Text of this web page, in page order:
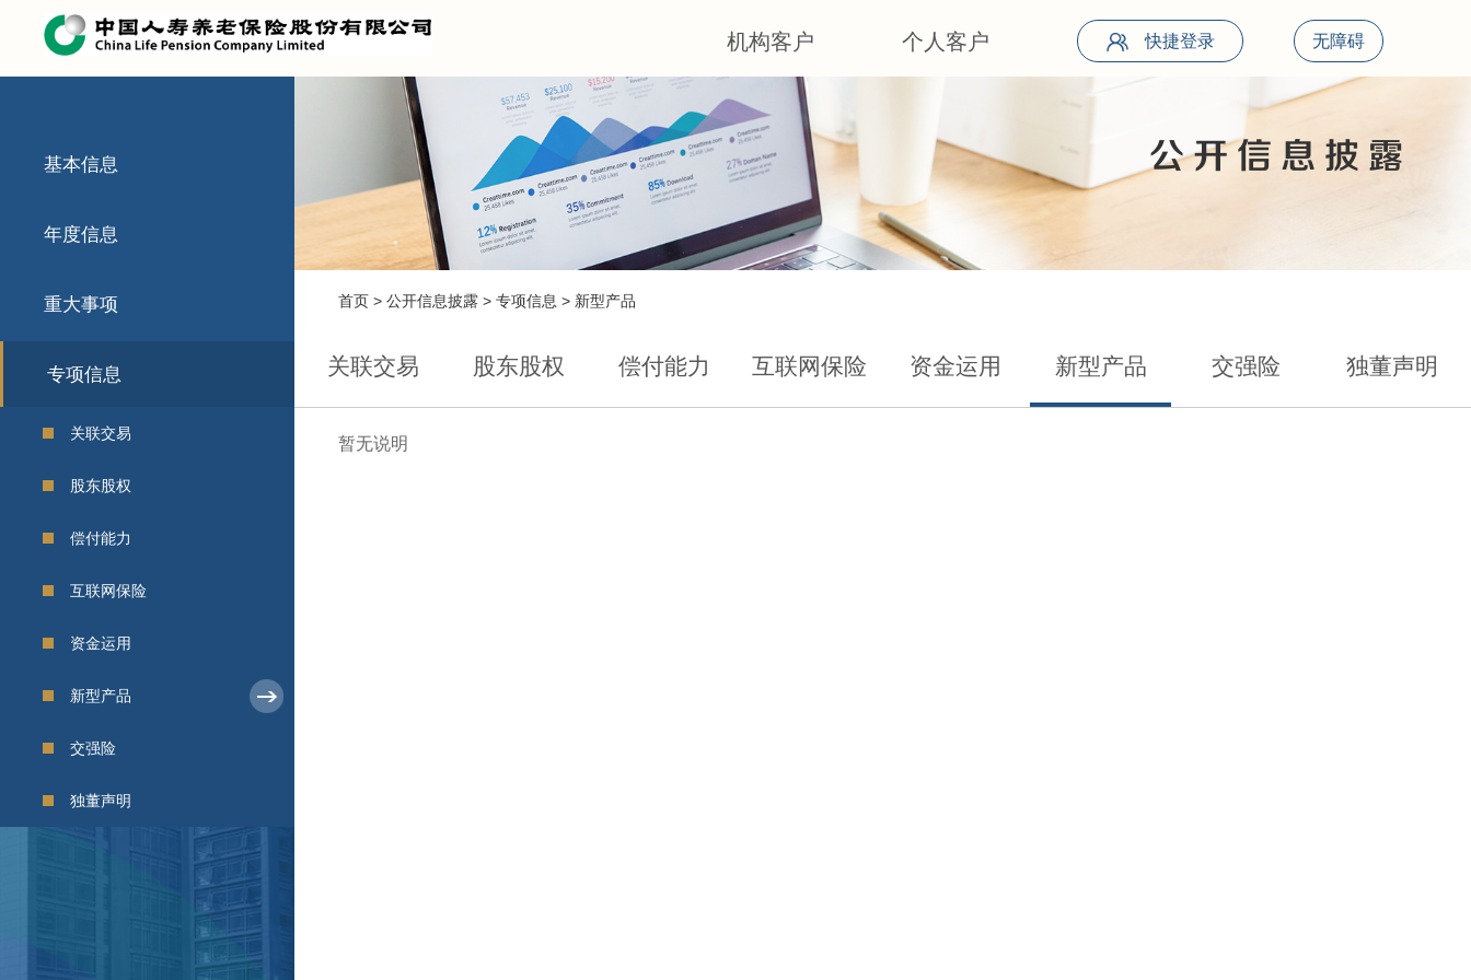
快捷登录 无障碍
机构客户 个人客户
基本信息
年度信息
重大事项
专项信息
关联交易
股东股权
偿付能力
互联网保险
资金运用
新型产品
交强险
独董声明
公开信息披露
首页> 公开信息披露> 专项信息 > 新型产品
关联交易 股东股权 偿付能力 互联网保险 资金运用 新型产品 交强险 独董声明
暂无说明